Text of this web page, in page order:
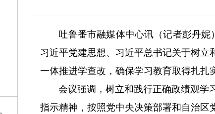
吐鲁番市融媒体中心讯（记者彭丹妮）
习近平党建思想、习近平总书记关于树
一体推进学查改，确保学习教育取得扎扎
会议强调，树立和践行正确政绩观学
指示精神，按照党中央决策部署和自治